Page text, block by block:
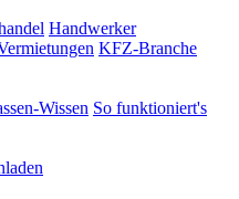
Handwerker
KFZ-Branche
Wissen So funktioniert's